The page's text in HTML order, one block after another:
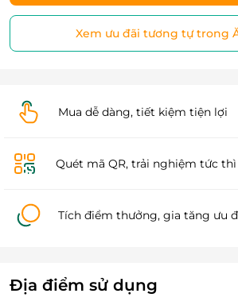
Xem ưu đãi tương tự trong
Mua dễ dàng, tiết kiệm tiện lợi
Quét mã QR, trải nghiệm tức thì
Tích điểm thưởng, gia tăng ưu
Địa điểm sử dụng